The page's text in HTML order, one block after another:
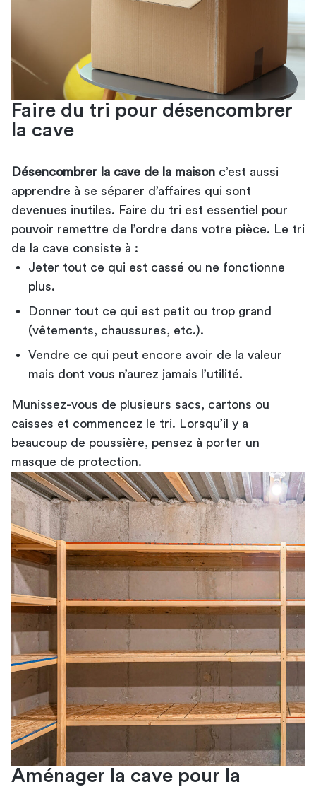
Faire du tri pour désencombrer
la cave
Désencombrer la cave de la maison c’est aussi
apprendre à se séparer d’affaires qui sont
devenues inutiles. Faire du tri est essentiel pour
pouvoir remettre de l’ordre dans votre pièce. Le tri
de la cave consiste à :
Jeter tout ce qui est cassé ou ne fonctionne
plus.
Donner tout ce qui est petit ou trop grand
(vêtements, chaussures, etc.).
Vendre ce qui peut encore avoir de la valeur
mais dont vous n’aurez jamais l’utilité.
Munissez-vous de plusieurs sacs, cartons ou
caisses et commencez le tri. Lorsqu’il y a
beaucoup de poussière, pensez à porter un
masque de protection.
Aménager la cave pour la